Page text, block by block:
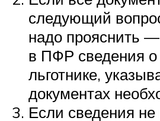
следующий
надо прояснить
в ПФР сведения о
льготнике,
документах
Если сведения